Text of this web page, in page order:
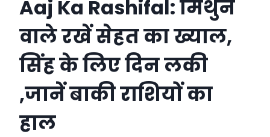
Aaj Ka Rashifal: मिथुन
वाले रखें सेहत का ख्याल,
सिंह के लिए दिन लकी
,जानें बाकी राशियों का
हाल